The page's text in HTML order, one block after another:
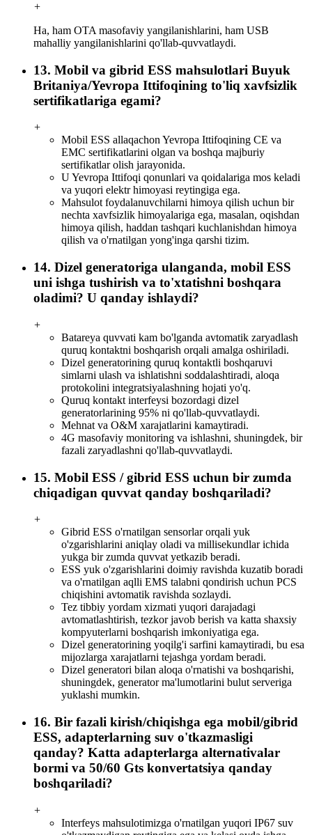
+
Ha, ham OTA masofaviy yangilanishlarini, ham USB
mahalliy yangilanishlarini qo'llab-quvvatlaydi.
13. Mobil va gibrid ESS mahsulotlari Buyuk
Britaniya/Yevropa Ittifoqining to'liq xavfsizlik
sertifikatlariga egami?
+
Mobil ESS allaqachon Yevropa Ittifoqining CE va
EMC sertifikatlarini olgan va boshqa majburiy
sertifikatlar olish jarayonida.
U Yevropa Ittifoqi qonunlari va qoidalariga mos keladi
va yuqori elektr himoyasi reytingiga ega.
Mahsulot foydalanuvchilarni himoya qilish uchun bir
nechta xavfsizlik himoyalariga ega, masalan, oqishdan
himoya qilish, haddan tashqari kuchlanishdan himoya
qilish va o'rnatilgan yong'inga qarshi tizim.
14. Dizel generatoriga ulanganda, mobil ESS
uni ishga tushirish va to'xtatishni boshqara
oladimi? U qanday ishlaydi?
+
Batareya quvvati kam bo'lganda avtomatik zaryadlash
quruq kontaktni boshqarish orqali amalga oshiriladi.
Dizel generatorining quruq kontaktli boshqaruvi
simlarni ulash va ishlatishni soddalashtiradi, aloqa
protokolini integratsiyalashning hojati yo'q.
Quruq kontakt interfeysi bozordagi dizel
generatorlarining 95% ni qo'llab-quvvatlaydi.
Mehnat va O&M xarajatlarini kamaytiradi.
4G masofaviy monitoring va ishlashni, shuningdek, bir
fazali zaryadlashni qo'llab-quvvatlaydi.
15. Mobil ESS / gibrid ESS uchun bir zumda
chiqadigan quvvat qanday boshqariladi?
+
Gibrid ESS o'rnatilgan sensorlar orqali yuk
o'zgarishlarini aniqlay oladi va millisekundlar ichida
yukga bir zumda quvvat yetkazib beradi.
ESS yuk o'zgarishlarini doimiy ravishda kuzatib boradi
va o'rnatilgan aqlli EMS talabni qondirish uchun PCS
chiqishini avtomatik ravishda sozlaydi.
Tez tibbiy yordam xizmati yuqori darajadagi
avtomatlashtirish, tezkor javob berish va katta shaxsiy
kompyuterlarni boshqarish imkoniyatiga ega.
Dizel generatorining yoqilg'i sarfini kamaytiradi, bu esa
mijozlarga xarajatlarni tejashga yordam beradi.
Dizel generatori bilan aloqa o'rnatishi va boshqarishi,
shuningdek, generator ma'lumotlarini bulut serveriga
yuklashi mumkin.
16. Bir fazali kirish/chiqishga ega mobil/gibrid
ESS, adapterlarning suv o'tkazmasligi
qanday? Katta adapterlarga alternativalar
bormi va 50/60 Gts konvertatsiya qanday
boshqariladi?
+
Interfeys mahsulotimizga o'rnatilgan yuqori IP67 suv